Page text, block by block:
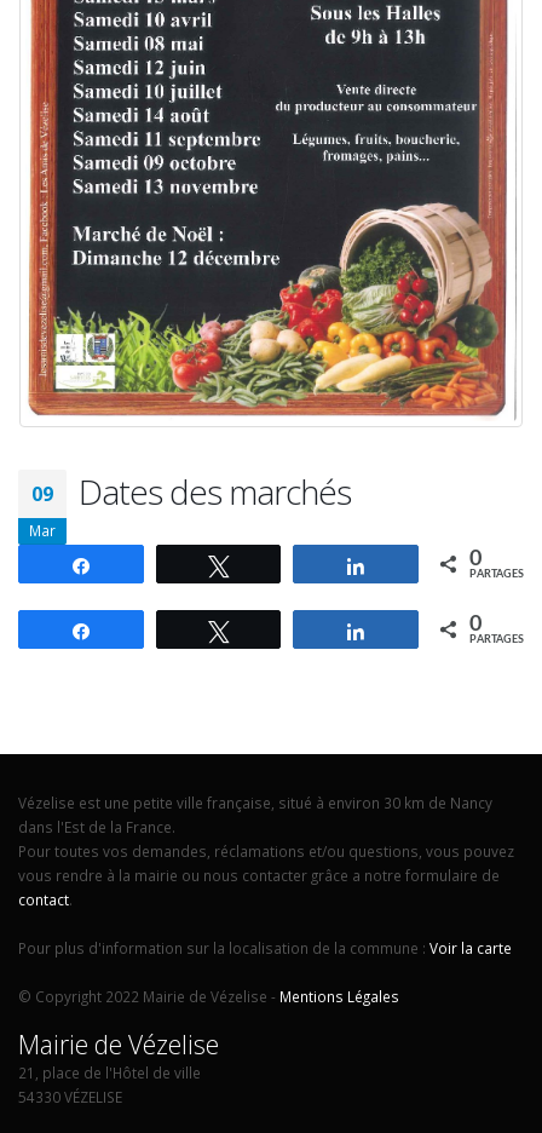
09
Mar
Dates des marchés
Partagez 0
PARTAGES
Partagez 0
PARTAGES
Vézelise est une petite ville française, situé à environ 30 km de Nancy
dans l'Est de la France.
Pour toutes vos demandes, réclamations et/ou questions, vous pouvez
vous rendre à la mairie ou nous contacter grâce a notre formulaire de
contact.
Pour plus d'information sur la localisation de la commune : Voir la carte
© Copyright 2022 Mairie de Vézelise - Mentions Légales
Mairie de Vézelise
21, place de l'Hôtel de ville
54330 VÉZELISE